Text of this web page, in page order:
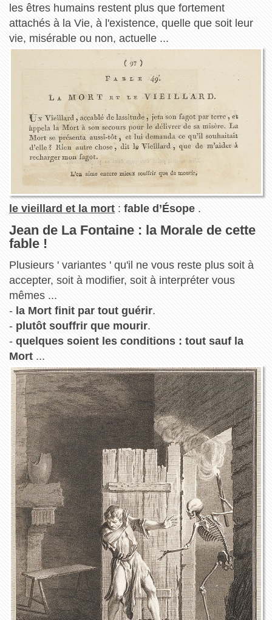
les êtres humains restent plus que fortement
attachés à la Vie, à l'existence, quelle que soit leur
vie, misérable ou non, actuelle ...
le vieillard et la mort: fable d’Ésope.
Jean de La Fontaine : la Morale de cette
fable !
Plusieurs ' variantes ' qu'il ne vous reste plus soit à
accepter, soit à modifier, soit à interpréter vous
mêmes ...
- la Mort finit par tout guérir.
- plutôt souffrir que mourir.
- quelques soient les conditions : tout sauf la
Mort...